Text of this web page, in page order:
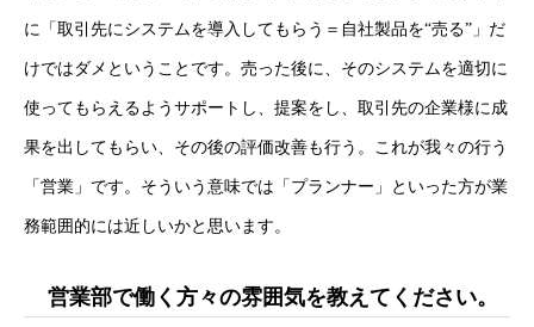
に「取引先にシステムを導入してもらう＝自社製品を“売る”」だ
けではダメということです。売った後に、そのシステムを適切に
使ってもらえるようサポートし、提案をし、取引先の企業様に成
果を出してもらい、その後の評価改善も行う。これが我々の行う
「営業」です。そういう意味では「プランナー」といった方が業
務範囲的には近しいかと思います。
営業部で働く方々の雰囲気を教えてください。